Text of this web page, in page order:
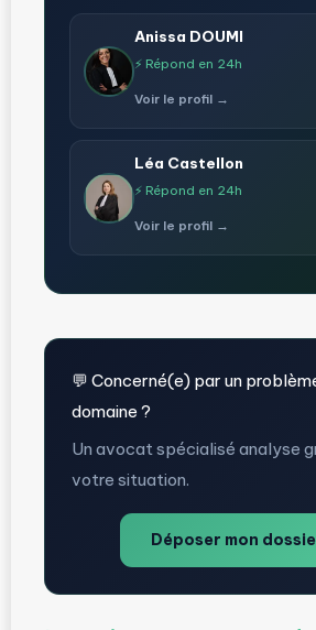
Anissa DOUMI
⚡ Répond en 24h
Voir le profil →
Léa Castellon
⚡ Répond en 24h
Voir le profil →
💬 Concerné(e) par un
domaine ?
Un avocat spécialisé analyse
votre situation.
Déposer mon